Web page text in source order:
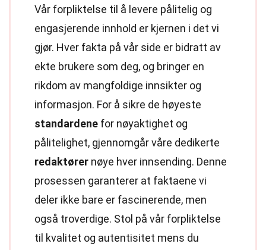
Vår forpliktelse til å levere pålitelig og
engasjerende innhold er kjernen i det vi
gjør. Hver fakta på vår side er bidratt av
ekte brukere som deg, og bringer en
rikdom av mangfoldige innsikter og
informasjon. For å sikre de høyeste
standardene for nøyaktighet og
pålitelighet, gjennomgår våre dedikerte
redaktører nøye hver innsending. Denne
prosessen garanterer at faktaene vi
deler ikke bare er fascinerende, men
også troverdige. Stol på vår forpliktelse
til kvalitet og autentisitet mens du